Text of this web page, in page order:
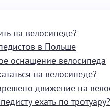
на велосипеде?
в Польше
оснащение велосипеда
на велосипеде?
движение на
ехать по тротуару?